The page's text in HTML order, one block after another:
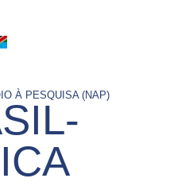
À PESQUISA (NAP)